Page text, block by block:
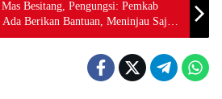
Besitang, Pengungsi: Pemkab
Berikan Bantuan, Meninjau Saja